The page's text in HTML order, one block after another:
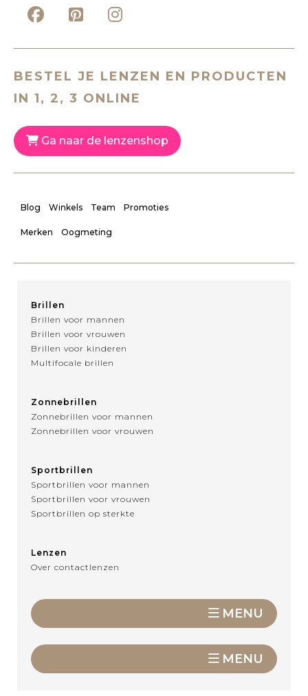
BESTEL JE LENZEN EN PRODUCTEN
IN 1, 2, 3 ONLINE
Ga naar de lenzenshop
Blog Winkels Team Promoties
Merken Oogmeting
Brillen
Brillen voor mannen
Brillen voor vrouwen
Brillen voor kinderen
Multifocale brillen
Zonnebrillen
Zonnebrillen voor mannen
Zonnebrillen voor vrouwen
Sportbrillen
Sportbrillen voor mannen
Sportbrillen voor vrouwen
Sportbrillen op sterkte
Lenzen
Over contactlenzen
MENU
MENU